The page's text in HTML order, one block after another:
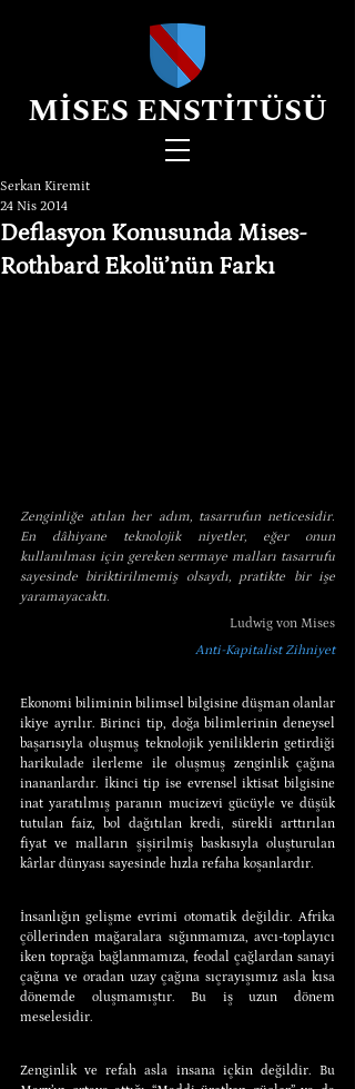
MİSES ENSTİTÜSÜ
Deflasyon Konusunda Mises-
Rothbard Ekolü’nün Farkı
Serkan Kiremit
24 Nis 2014
Zenginliğe atılan her adım, tasarrufun neticesidir.
En dâhiyane teknolojik niyetler, eğer onun
kullanılması için gereken sermaye malları tasarrufu
sayesinde biriktirilmemiş olsaydı, pratikte bir işe
yaramayacaktı.
Ludwig von Mises
Anti-Kapitalist Zihniyet
Ekonomi biliminin bilimsel bilgisine düşman olanlar
ikiye ayrılır. Birinci tip, doğa bilimlerinin deneysel
başarısıyla oluşmuş teknolojik yeniliklerin getirdiği
harikulade ilerleme ile oluşmuş zenginlik çağına
inananlardır. İkinci tip ise evrensel iktisat bilgisine
inat yaratılmış paranın mucizevi gücüyle ve düşük
tutulan faiz, bol dağıtılan kredi, sürekli arttırılan
fiyat ve malların şişirilmiş baskısıyla oluşturulan
kârlar dünyası sayesinde hızla refaha koşanlardır.
İnsanlığın gelişme evrimi otomatik değildir. Afrika
çöllerinden mağaralara sığınmamıza, avcı-toplayıcı
iken toprağa bağlanmamıza, feodal çağlardan sanayi
çağına ve oradan uzay çağına sıçrayışımız asla kısa
dönemde oluşmamıştır. Bu iş uzun dönem
meselesidir.
Zenginlik ve refah asla insana içkin değildir. Bu